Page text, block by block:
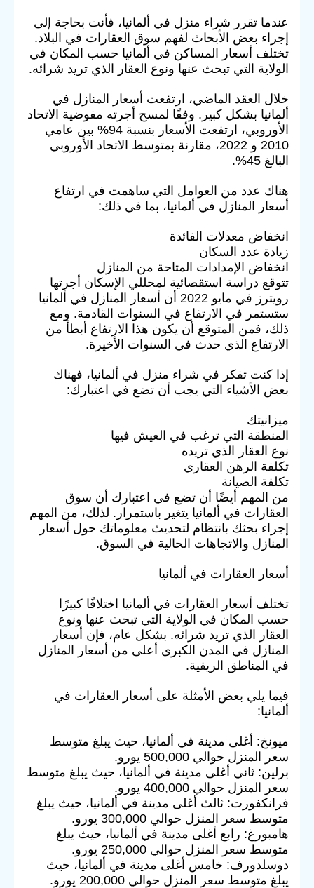
عندما تقرر شراء منزل في ألمانيا، فأنت بحاجة إلى
إجراء بعض الأبحاث لفهم سوق العقارات في البلاد.
تختلف أسعار المساكن في ألمانيا حسب المكان في
الولاية التي تبحث عنها ونوع العقار الذي تريد شرائه.
خلال العقد الماضي، ارتفعت أسعار المنازل في
ألمانيا بشكل كبير. وفقًا لمسح أجرته مفوضية الاتحاد
الأوروبي، ارتفعت الأسعار بنسبة 94% بين عامي
2010 و 2022، مقارنة بمتوسط الاتحاد الأوروبي
البالغ 45%.
هناك عدد من العوامل التي ساهمت في ارتفاع
أسعار المنازل في ألمانيا، بما في ذلك:
انخفاض معدلات الفائدة
زيادة عدد السكان
انخفاض الإمدادات المتاحة من المنازل
تتوقع دراسة استقصائية لمحللي الإسكان أجرتها
رويترز في مايو 2022 أن أسعار المنازل في ألمانيا
ستستمر في الارتفاع في السنوات القادمة. ومع
ذلك، فمن المتوقع أن يكون هذا الارتفاع أبطأ من
الارتفاع الذي حدث في السنوات الأخيرة.
إذا كنت تفكر في شراء منزل في ألمانيا، فهناك
بعض الأشياء التي يجب أن تضع في اعتبارك:
ميزانيتك
المنطقة التي ترغب في العيش فيها
نوع العقار الذي تريده
تكلفة الرهن العقاري
تكلفة الصيانة
من المهم أيضًا أن تضع في اعتبارك أن سوق
العقارات في ألمانيا يتغير باستمرار. لذلك، من المهم
إجراء بحثك بانتظام لتحديث معلوماتك حول أسعار
المنازل والاتجاهات الحالية في السوق.
أسعار العقارات في ألمانيا
تختلف أسعار العقارات في ألمانيا اختلافًا كبيرًا
حسب المكان في الولاية التي تبحث عنها ونوع
العقار الذي تريد شرائه. بشكل عام، فإن أسعار
المنازل في المدن الكبرى أعلى من أسعار المنازل
في المناطق الريفية.
فيما يلي بعض الأمثلة على أسعار العقارات في
ألمانيا:
ميونخ: أغلى مدينة في ألمانيا، حيث يبلغ متوسط
سعر المنزل حوالي 500,000 يورو.
برلين: ثاني أغلى مدينة في ألمانيا، حيث يبلغ متوسط
سعر المنزل حوالي 400,000 يورو.
فرانكفورت: ثالث أغلى مدينة في ألمانيا، حيث يبلغ
متوسط سعر المنزل حوالي 300,000 يورو.
هامبورغ: رابع أغلى مدينة في ألمانيا، حيث يبلغ
متوسط سعر المنزل حوالي 250,000 يورو.
دوسلدورف: خامس أغلى مدينة في ألمانيا، حيث
يبلغ متوسط سعر المنزل حوالي 200,000 يورو.